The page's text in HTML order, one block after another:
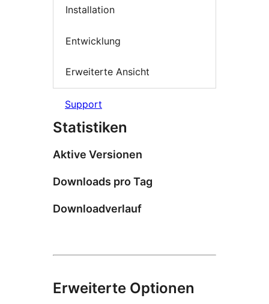
Installation
Entwicklung
Erweiterte Ansicht
Support
Statistiken
Aktive Versionen
Downloads pro Tag
Downloadverlauf
Erweiterte Optionen